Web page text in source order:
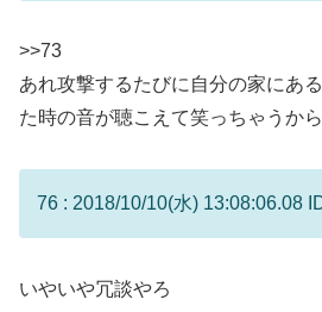
>>73
あれ攻撃するたびに自分の家にあ
た時の音が聴こえて笑っちゃうか
76 : 2018/10/10(水) 13:08:06.08
いやいや冗談やろ